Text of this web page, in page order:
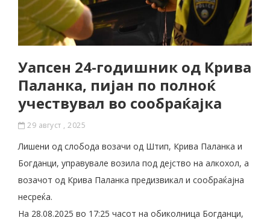
Уапсен 24-годишник од Крива
Паланка, пијан по полноќ
учествувал во сообраќајка
29 август , 2025
Лишени од слобода возачи од Штип, Крива Паланка и
Богданци, управувале возила под дејство на алкохол, а
возачот од Крива Паланка предизвикал и сообраќајна
несреќа.
На 28.08.2025 во 17:25 часот на обиколница Богданци,